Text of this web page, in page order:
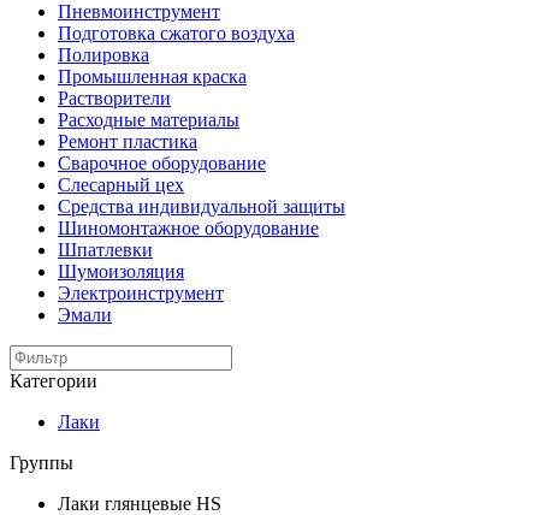
Пневмоинструмент
Подготовка сжатого воздуха
Полировка
Промышленная краска
Растворители
Расходные материалы
Ремонт пластика
Сварочное оборудование
Слесарный цех
Средства индивидуальной защиты
Шиномонтажное оборудование
Шпатлевки
Шумоизоляция
Электроинструмент
Эмали
Категории
Лаки
Группы
Лаки глянцевые HS